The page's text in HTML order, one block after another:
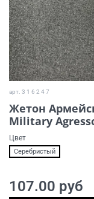
арт. 3 1 6 2 4 7
Жетон
Military
Цвет
Серебристый
107.00 руб